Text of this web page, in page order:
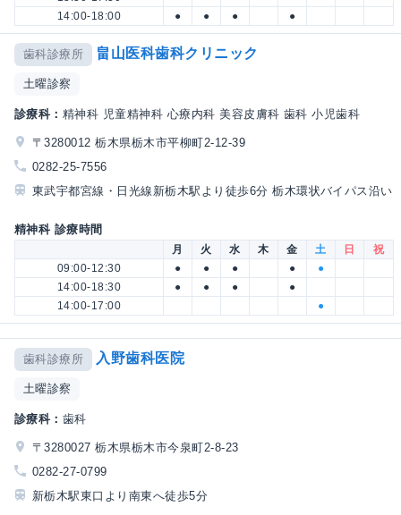
14:00-18:00
● ● ● ●
歯科診療所 畠山医科歯科クリニック
土曜診察
診療科： 精神科 児童精神科 心療内科 美容皮膚科 歯科 小児歯科
〒3280012 栃木県栃木市平柳町2-12-39
0282-25-7556
東武宇都宮線・日光線新栃木駅より徒歩6分 栃木環状バイパス沿い
精神科 診療時間
月 火 水 木 金 土 日
祝
09:00-12:30
● ● ● ●
●
14:00-18:30
● ● ●
●
14:00-17:00
●
歯科診療所 入野歯科医院
土曜診察
診療科： 歯科
〒3280027 栃木県栃木市今泉町2-8-23
0282-27-0799
新栃木駅東口より南東へ徒歩5分